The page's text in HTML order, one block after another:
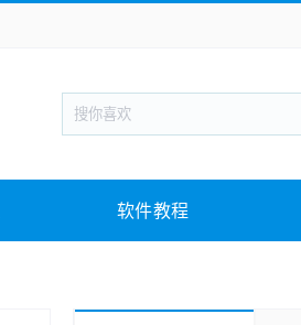
新闻阅读 旅游出行
回合网游 战棋游戏
教育教学 游戏娱乐
软件教程